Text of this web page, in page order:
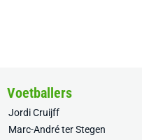
Voetballers
Jordi Cruijff
Marc-André ter Stegen